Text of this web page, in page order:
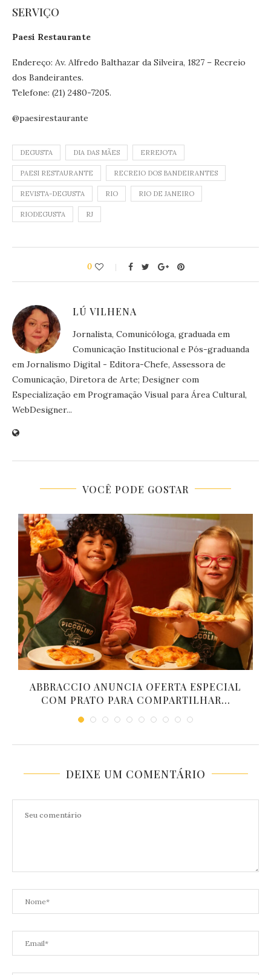
SERVIÇO
Paesi Restaurante
Endereço: Av. Alfredo Balthazar da Silveira, 1827 – Recreio
dos Bandeirantes.
Telefone: (21) 2480-7205.
@paesirestaurante
DEGUSTA DIA DAS MÃES ERREJOTA
PAESI RESTAURANTE RECREIO DOS BANDEIRANTES
REVISTA-DEGUSTA RIO RIO DE JANEIRO
RIODEGUSTA RJ
0
LÚ VILHENA
Jornalista, Comunicóloga, graduada em
Comunicação Institucional e Pós-graduanda
em Jornalismo Digital - Editora-Chefe, Assessora de
Comunicação, Diretora de Arte; Designer com
Especialização em Programação Visual para Área Cultural,
WebDesigner...
VOCÊ PODE GOSTAR
ABBRACCIO ANUNCIA OFERTA ESPECIAL
COM PRATO PARA COMPARTILHAR...
DEIXE UM COMENTÁRIO